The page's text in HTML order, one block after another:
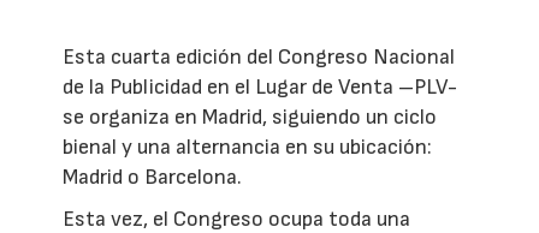
Esta cuarta edición del Congreso Nacional
de la Publicidad en el Lugar de Venta –PLV-
se organiza en Madrid, siguiendo un ciclo
bienal y una alternancia en su ubicación:
Madrid o Barcelona.
Esta vez, el Congreso ocupa toda una